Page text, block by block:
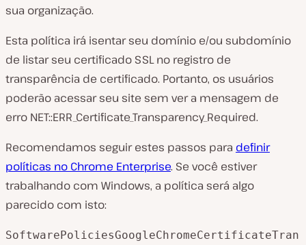
sua organização.
Esta política irá isentar seu domínio e/ou subdomínio
de listar seu certificado SSL no registro de
transparência de certificado. Portanto, os usuários
poderão acessar seu site sem ver a mensagem de
erro NET::ERR_Certificate_Transparency_Required.
Recomendamos seguir estes passos para definir
políticas no Chrome Enterprise. Se você estiver
trabalhando com Windows, a política será algo
parecido com isto:
SoftwarePoliciesGoogleChromeCertificateTran